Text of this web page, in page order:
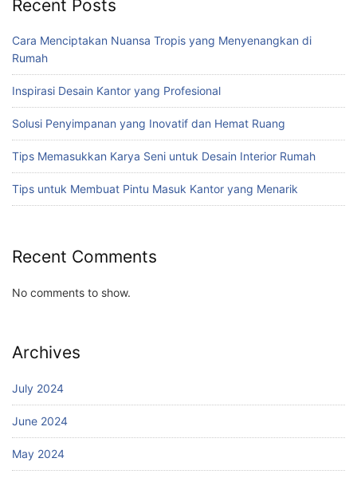
Recent Posts
Cara Menciptakan Nuansa Tropis yang Menyenangkan di
Rumah
Inspirasi Desain Kantor yang Profesional
Solusi Penyimpanan yang Inovatif dan Hemat Ruang
Tips Memasukkan Karya Seni untuk Desain Interior Rumah
Tips untuk Membuat Pintu Masuk Kantor yang Menarik
Recent Comments
No comments to show.
Archives
July 2024
June 2024
May 2024